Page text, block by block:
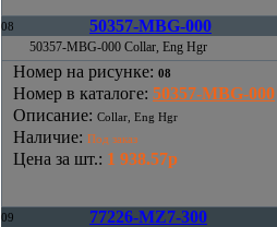
08 50357-MBG-000
50357-MBG-000 Collar, Eng Hgr
Номер на рисунке: 08
Номер в каталоге: 50357-MBG-000
Описание: Collar, Eng Hgr
Наличие: Под заказ
Цена за шт.: 1 938.57р
09 77226-MZ7-300